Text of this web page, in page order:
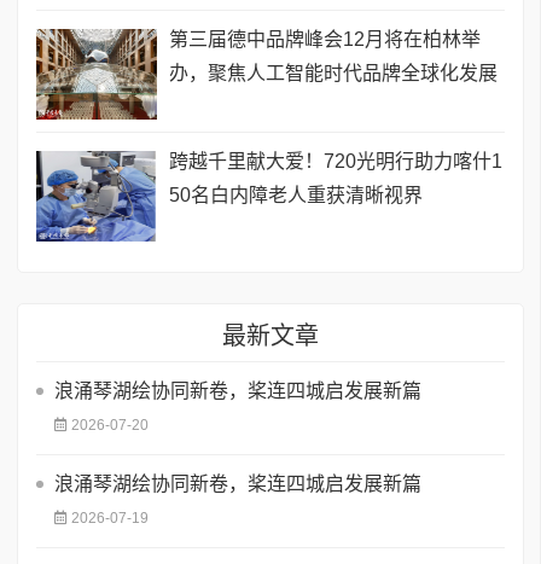
第三届德中品牌峰会12月将在柏林举
办，聚焦人工智能时代品牌全球化发展
跨越千里献大爱！720光明行助力喀什1
50名白内障老人重获清晰视界
最新文章
浪涌琴湖绘协同新卷，桨连四城启发展新篇
2026-07-20
浪涌琴湖绘协同新卷，桨连四城启发展新篇
2026-07-19